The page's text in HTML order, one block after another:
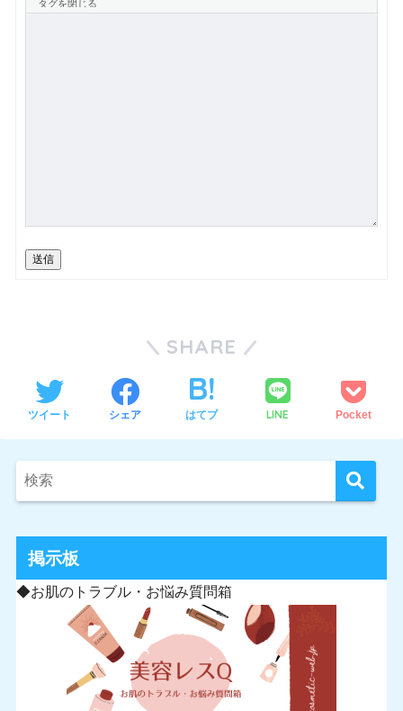
送信
SHARE
ツイート シェア はてブ LINE Pocket
掲示板
◆お肌のトラブル・お悩み質問箱